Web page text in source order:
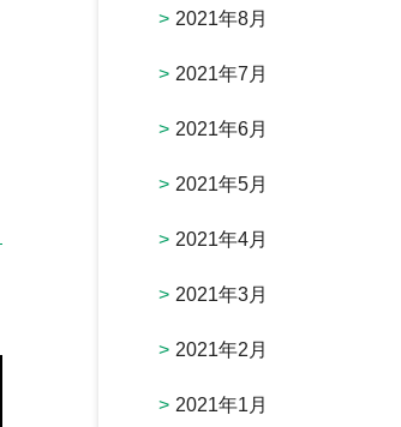
2021年8月
2021年7月
2021年6月
2021年5月
2021年4月
2021年3月
2021年2月
2021年1月